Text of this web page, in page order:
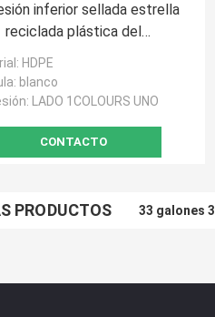
inferior sellada estrella
reciclada plástica del
de los bolsos de
basura del color blanco
: HDPE
: blanco
: LADO 1COLOURS UNO
CONTACTO
PRODUCTOS 33 galones